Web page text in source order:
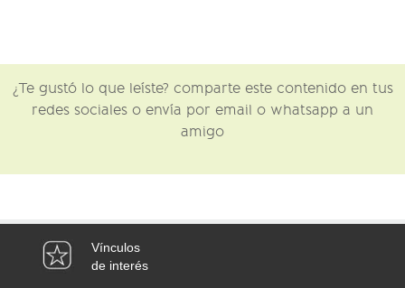
¿Te gustó lo que leíste? comparte este contenido en tus
redes sociales o envía por email o whatsapp a un
amigo
Vínculos
de interés